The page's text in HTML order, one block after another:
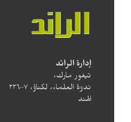
إدارة الرائد
تيغور مارك،
ندوة العلماء، لكناؤ، ۲۲٦۰۰۷
الهند